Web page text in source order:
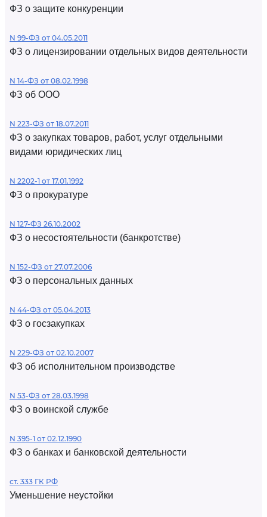
ФЗ о защите конкуренции
N 99-ФЗ от 04.05.2011
ФЗ о лицензировании отдельных видов деятельности
N 14-ФЗ от 08.02.1998
ФЗ об ООО
N 223-ФЗ от 18.07.2011
ФЗ о закупках товаров, работ, услуг отдельными
видами юридических лиц
N 2202-1 от 17.01.1992
ФЗ о прокуратуре
N 127-ФЗ 26.10.2002
ФЗ о несостоятельности (банкротстве)
N 152-ФЗ от 27.07.2006
ФЗ о персональных данных
N 44-ФЗ от 05.04.2013
ФЗ о госзакупках
N 229-ФЗ от 02.10.2007
ФЗ об исполнительном производстве
N 53-ФЗ от 28.03.1998
ФЗ о воинской службе
N 395-1 от 02.12.1990
ФЗ о банках и банковской деятельности
ст. 333 ГК РФ
Уменьшение неустойки